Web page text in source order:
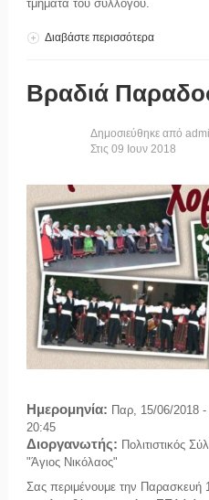
τμήματα του συλλόγου.
Διαβάστε περισσότεραγια
Βραδιά
Δημοσιεύθηκε από
Στις 09 Ιουν 2018
Ημερομηνία: Παρ, 15/06/2018 -
20:45
Διοργανωτής: Πολιτιστικός
"Άγιος Νικόλαος"
Σας περιμένουμε την Παρασκευή